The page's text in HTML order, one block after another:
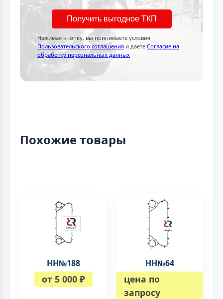
Получить выгодное ТКП
Нажимая кнопку, вы принимаете условия
Пользовательского соглашения и даете Согласие на
обработку персональных данных
Похожие товары
НН№188
от 5 000 ₽
НН№64
цена по
запросу